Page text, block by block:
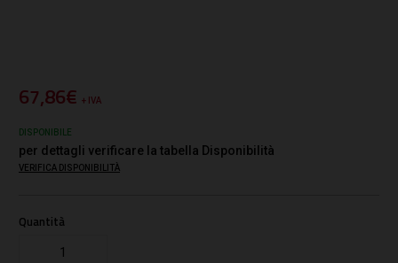
67,86€ + IVA
DISPONIBILE
per dettagli verificare la tabella Disponibilità
VERIFICA DISPONIBILITÀ
Quantità